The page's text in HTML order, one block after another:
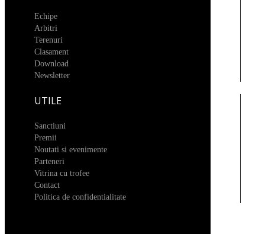
Echipe
Arbitri
Terenuri
Clasament
Download
Newsletter
UTILE
Sanctiuni
Premii
Noutati si evenimente
Parteneri
Vitrina cu trofee
Contact
Politica de confidentialitate